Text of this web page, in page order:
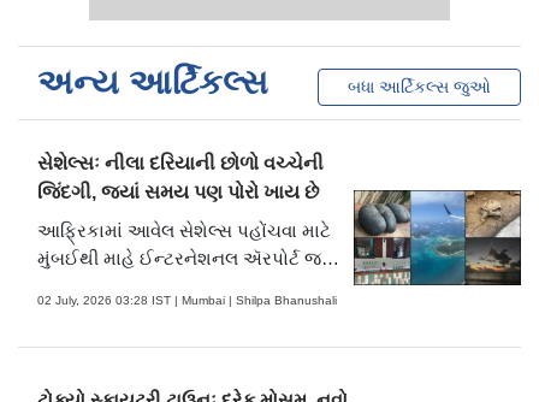
અન્ય આર્ટિકલ્સ બધા આર્ટિકલ્સ જુઓ
સેશેલ્સઃ નીલા દરિયાની છોળો વચ્ચેની
જિંદગી, જ્યાં સમય પણ પોરો ખાય છે
આફ્રિકામાં આવેલ સેશેલ્સ પહોંચવા માટે
મુંબઈથી માહે ઈન્ટરનેશનલ ઍરપોર્ટ જવાનું
2025માં નોનસ્ટોપ (ડાયરેક્ટ) ફ્લાઈટ
02 July, 2026 03:28 IST | Mumbai | Shilpa Bhanushali